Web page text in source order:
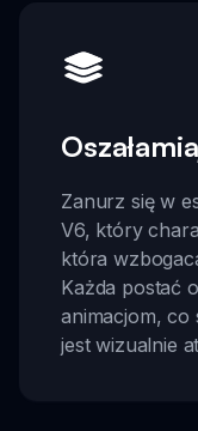
Zanurz się w
V6, który
która
Każda postać
animacjom, co
jest wizualnie